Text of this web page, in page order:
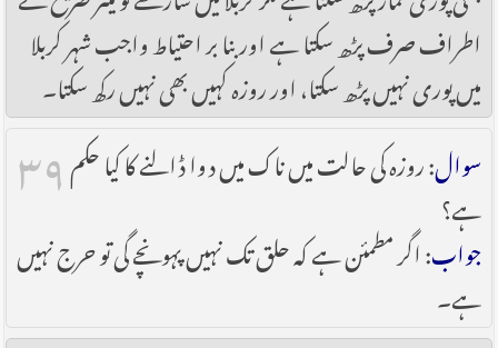
اطراف صرف پڑھ سکتا ہے اور بنا بر احتیاط واجب شہر کربلا
میں پوری نہیں پڑھ سکتا، اور روزہ کہیں بھی نہیں رکھ سکتا۔
۳۹ سوال: روزہ کی حالت میں ناک میں دوا ڈالنے کا کیا حکم
ہے؟
جواب: اگر مطمئن ہے کہ حلق تک نہیں پہونچے گی تو حرج نہیں
ہے۔